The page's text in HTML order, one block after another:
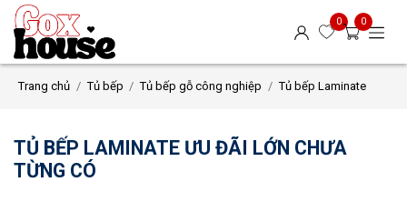
0 0
Trang chủ Tủ bếp Tủ bếp gỗ công nghiệp Tủ bếp Laminate
TỦ BẾP LAMINATE ƯU ĐÃI LỚN CHƯA
TỪNG CÓ